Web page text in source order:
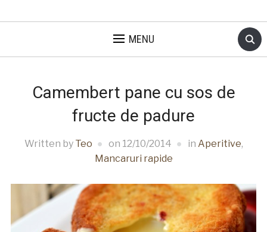
MENU
Camembert pane cu sos de
fructe de padure
Written by Teo on 12/10/2014 in Aperitive,
Mancaruri rapide